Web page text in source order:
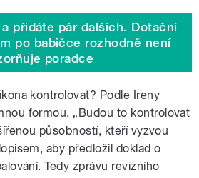
přidáte pár dalších. Dotační
po babičce rozhodně není
poradce
kontrolovat? Podle Ireny
formou. „Budou to kontrolovat
působností, kteří vyzvou
aby předložil doklad o
Tedy zprávu revizního